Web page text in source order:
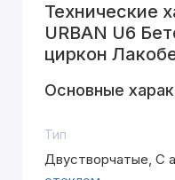
Технические
URBAN U6
циркон
Основные
Тип
Двустворчатые, С